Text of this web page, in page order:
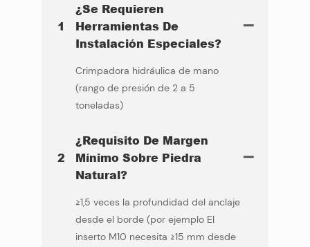
1
¿Se Requieren
Herramientas De
Instalación Especiales?
Crimpadora hidráulica de mano
(rango de presión de 2 a 5
toneladas)
2
¿Requisito De Margen
Mínimo Sobre Piedra
Natural?
≥1,5 veces la profundidad del anclaje
desde el borde (por ejemplo El
inserto M10 necesita ≥15 mm desde